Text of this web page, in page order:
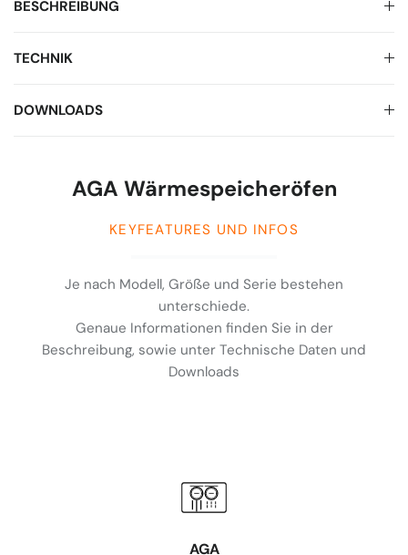
BESCHREIBUNG
TECHNIK
DOWNLOADS
AGA Wärmespeicheröfen
KEYFEATURES UND INFOS
Je nach Modell, Größe und Serie bestehen
unterschiede.
Genaue Informationen finden Sie in der
Beschreibung, sowie unter Technische Daten und
Downloads
AGA